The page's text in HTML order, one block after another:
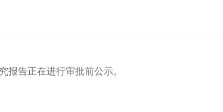
告正在进行审批前公示。